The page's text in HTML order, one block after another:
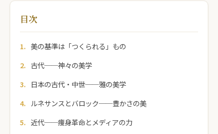
目次
美の基準は「つくられる」もの
古代──神々の美学
日本の古代・中世──雅の美学
ルネサンスとバロック──豊かさの美
近代──痩身革命とメディアの力